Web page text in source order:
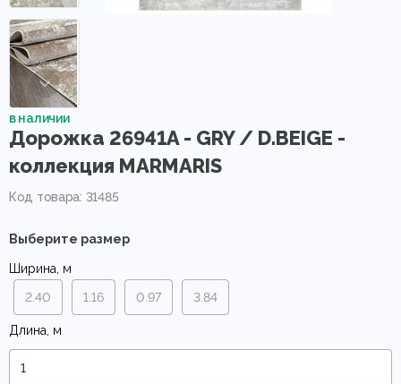
в наличии
Дорожка 26941A - GRY / D.BEIGE -
коллекция MARMARIS
Код товара: 31485
Выберите размер
Ширина, м
2.40
1.16 0.97 3.84
Длина, м